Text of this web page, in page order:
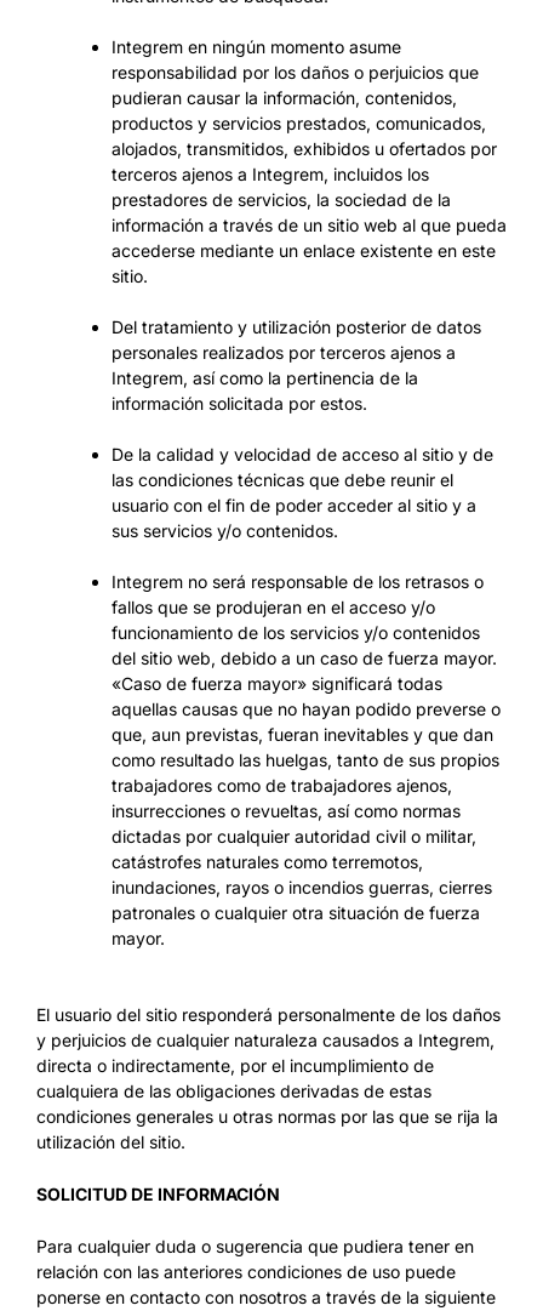
Integrem en ningún momento asume
responsabilidad por los daños o perjuicios que
pudieran causar la información, contenidos,
productos y servicios prestados, comunicados,
alojados, transmitidos, exhibidos u ofertados por
terceros ajenos a Integrem, incluidos los
prestadores de servicios, la sociedad de la
información a través de un sitio web al que pueda
accederse mediante un enlace existente en este
sitio.
Del tratamiento y utilización posterior de datos
personales realizados por terceros ajenos a
Integrem, así como la pertinencia de la
información solicitada por estos.
De la calidad y velocidad de acceso al sitio y de
las condiciones técnicas que debe reunir el
usuario con el fin de poder acceder al sitio y a
sus servicios y/o contenidos.
Integrem no será responsable de los retrasos o
fallos que se produjeran en el acceso y/o
funcionamiento de los servicios y/o contenidos
del sitio web, debido a un caso de fuerza mayor.
«Caso de fuerza mayor» significará todas
aquellas causas que no hayan podido preverse o
que, aun previstas, fueran inevitables y que dan
como resultado las huelgas, tanto de sus propios
trabajadores como de trabajadores ajenos,
insurrecciones o revueltas, así como normas
dictadas por cualquier autoridad civil o militar,
catástrofes naturales como terremotos,
inundaciones, rayos o incendios guerras, cierres
patronales o cualquier otra situación de fuerza
mayor.
El usuario del sitio responderá personalmente de los daños
y perjuicios de cualquier naturaleza causados a Integrem,
directa o indirectamente, por el incumplimiento de
cualquiera de las obligaciones derivadas de estas
condiciones generales u otras normas por las que se rija la
utilización del sitio.
SOLICITUD DE INFORMACIÓN
Para cualquier duda o sugerencia que pudiera tener en
relación con las anteriores condiciones de uso puede
ponerse en contacto con nosotros a través de la siguiente